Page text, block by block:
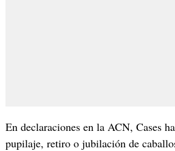
En declaraciones en la ACN, Cases
pupilaje, retiro o jubilación de